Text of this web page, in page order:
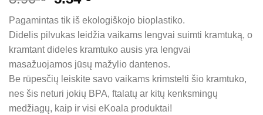
price
was:
8.90 €.
price
is:
5.34 €.
Pagamintas tik iš ekologiškojo bioplastiko.
Didelis pilvukas leidžia vaikams lengvai suimti kramtuką, o
kramtant dideles kramtuko ausis yra lengvai
masažuojamos jūsų mažylio dantenos.
Be rūpesčių leiskite savo vaikams krimstelti šio kramtuko,
nes šis neturi jokių BPA, ftalatų ar kitų kenksmingų
medžiagų, kaip ir visi eKoala produktai!